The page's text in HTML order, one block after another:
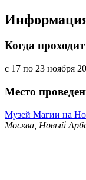
Когда проходит
с 17 по 23 ноября
Место
Музей Магии на
Москва, Новый